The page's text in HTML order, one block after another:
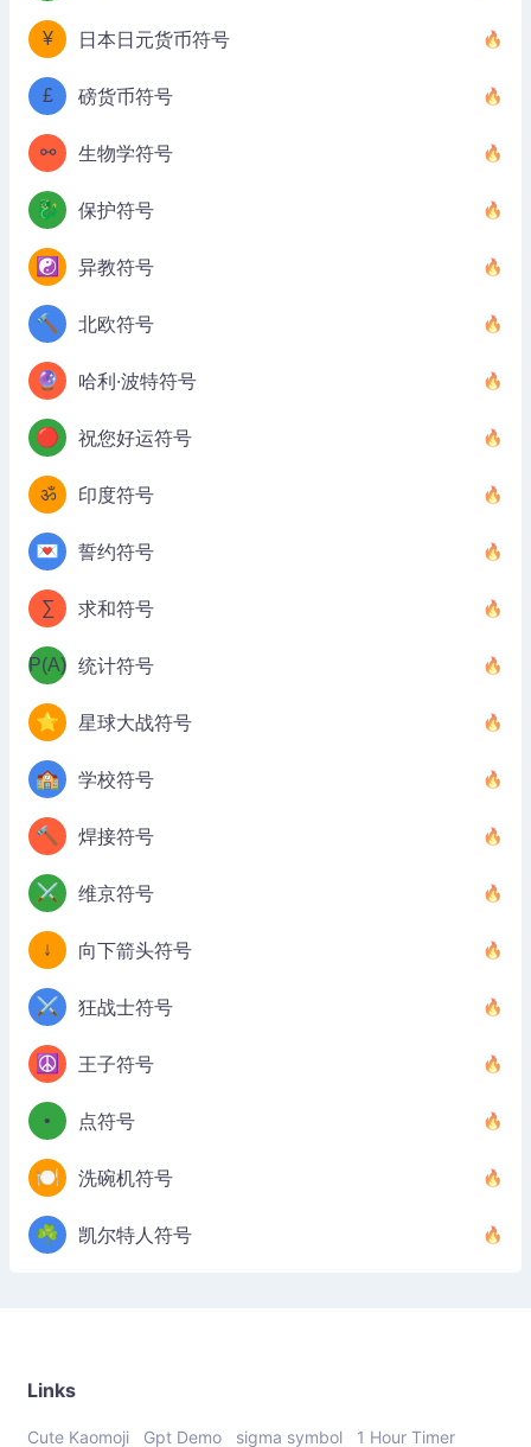
¥ 日本日元货币符号
£ 磅货币符号
⚯ 生物学符号
🐉 保护符号
☯️ 异教符号
🔨 北欧符号
🔮 哈利·波特符号
🔴 祝您好运符号
ॐ 印度符号
💌 誓约符号
∑ 求和符号
P(A) 统计符号
⭐ 星球大战符号
🏫 学校符号
🔨 焊接符号
⚔️ 维京符号
↓ 向下箭头符号
⚔️ 狂战士符号
☮️ 王子符号
• 点符号
🍽️ 洗碗机符号
☘️ 凯尔特人符号
Links
Cute Kaomoji Gpt Demo sigma symbol 1 Hour Timer